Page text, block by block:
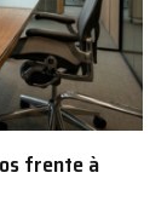
frente à